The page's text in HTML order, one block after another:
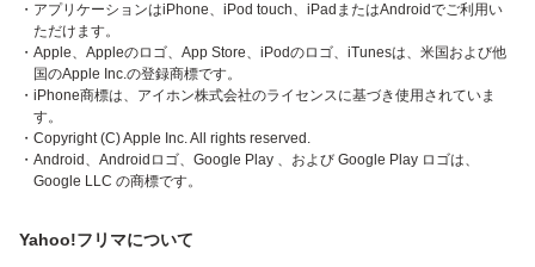
・アプリケーションはiPhone、iPod touch、iPadまたはAndroidでご利用い
ただけます。
・Apple、Appleのロゴ、App Store、iPodのロゴ、iTunesは、米国および他
国のApple Inc.の登録商標です。
・iPhone商標は、アイホン株式会社のライセンスに基づき使用されていま
す。
・Copyright (C) Apple Inc. All rights reserved.
・Android、Androidロゴ、Google Play 、および Google Play ロゴは、
Google LLC の商標です。
Yahoo!フリマについて